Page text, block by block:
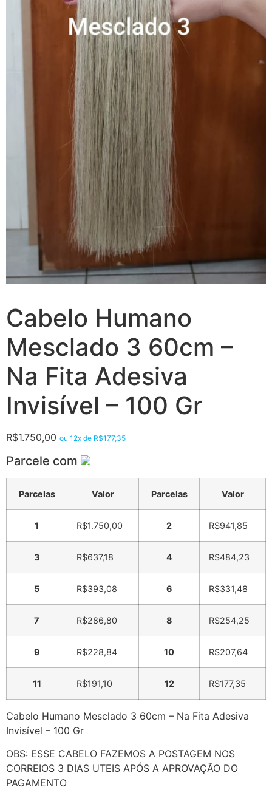
Cabelo Humano
Mesclado 3 60cm –
Na Fita Adesiva
Invisível – 100 Gr
R$1.750,00 ou 12x de R$177,35
Parcele com
Parcelas Valor Parcelas Valor
1 R$1.750,00 2 R$941,85
3 R$637,18 4 R$484,23
5 R$393,08 6 R$331,48
7 R$286,80 8 R$254,25
9 R$228,84 10 R$207,64
11 R$191,10 12 R$177,35
Cabelo Humano Mesclado 3 60cm – Na Fita Adesiva
Invisível – 100 Gr
OBS: ESSE CABELO FAZEMOS A POSTAGEM NOS
CORREIOS 3 DIAS UTEIS APÓS A APROVAÇÃO DO
PAGAMENTO